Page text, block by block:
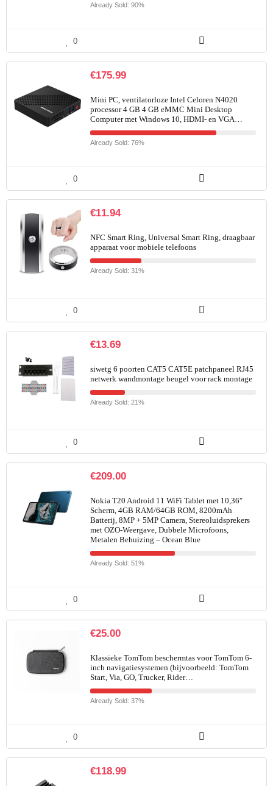
Already Sold: 90%
0
€175.99
Mini PC, ventilatorloze Intel Celoren N4020
processor 4 GB 4 GB eMMC Mini Desktop
Computer met Windows 10, HDMI- en VGA…
Already Sold: 76%
0
€11.94
NFC Smart Ring, Universal Smart Ring, draagbaar
apparaat voor mobiele telefoons
Already Sold: 31%
0
€13.69
siwetg 6 poorten CAT5 CAT5E patchpaneel RJ45
netwerk wandmontage beugel voor rack montage
Already Sold: 21%
0
€209.00
Nokia T20 Android 11 WiFi Tablet met 10,36″
Scherm, 4GB RAM/64GB ROM, 8200mAh
Batterij, 8MP + 5MP Camera, Stereoluidsprekers
met OZO-Weergave, Dubbele Microfoons,
Metalen Behuizing – Ocean Blue
Already Sold: 51%
0
€25.00
Klassieke TomTom beschermtas voor TomTom 6-
inch navigatiesystemen (bijvoorbeeld: TomTom
Start, Via, GO, Trucker, Rider…
Already Sold: 37%
0
€118.99